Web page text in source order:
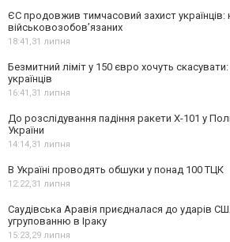
ЄС продовжив тимчасовий захист українців:
військовозобов’язаних
18:41,31 липня
Безмитний ліміт у 150 євро хочуть
українців
16:41,31 липня
До розслідування падіння ракети Х-101 у
України
14:14,31 липня
В Україні проводять обшуки у понад 100 ТЦК
12:22,31 липня
Саудівська Аравія приєдналася до ударів
угрупованню в Іраку
15:23,29 липня